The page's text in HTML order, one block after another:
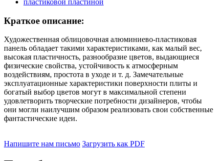
Краткое описание:
Художественная облицовочная алюминиево-пластиковая
панель обладает такими характеристиками, как малый вес,
высокая пластичность, разнообразие цветов, выдающиеся
физические свойства, устойчивость к атмосферным
воздействиям, простота в уходе и т. д. Замечательные
эксплуатационные характеристики поверхности плиты и
богатый выбор цветов могут в максимальной степени
удовлетворить творческие потребности дизайнеров, чтобы
они могли наилучшим образом реализовать свои собственные
фантастические идеи.
Напишите нам письмо Загрузить как PDF